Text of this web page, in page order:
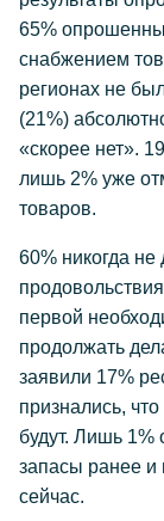
65%
снабжением
регионах не
(21%)
«скорее нет».
лишь 2% уже
товаров.
60% никогда
первой
продолжать
заявили 17%
признались,
будут. Лишь 1%
запасы ранее и
сейчас.